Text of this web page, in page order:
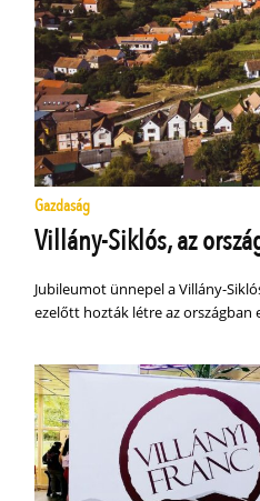
Gazdaság
Villány-Siklós, az
Jubileumot ünnepel a Villány-
ezelőtt hozták létre az országban